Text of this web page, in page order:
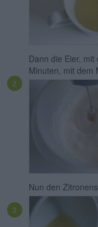
Dann die Eier,
Minuten, mit dem
Nun den